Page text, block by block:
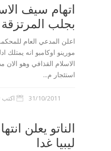
اتهام سيف
بجلب المرتزقة
اعلن المدعي العام
مورينو اوكامبو انه
الاسلام القذافي وهو
استئجار م...
31/10/2011 اكتب
الناتو يعلن
ليبيا غدا